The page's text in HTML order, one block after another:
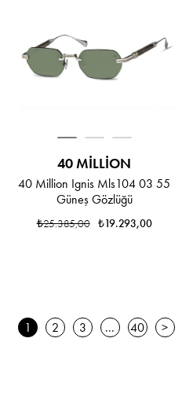
40 MILLION
40 Million Ignis Mls104 03 55
Güneş Gözlüğü
₺19.293,00
₺25.385,00
1 2 3 ... 40 >